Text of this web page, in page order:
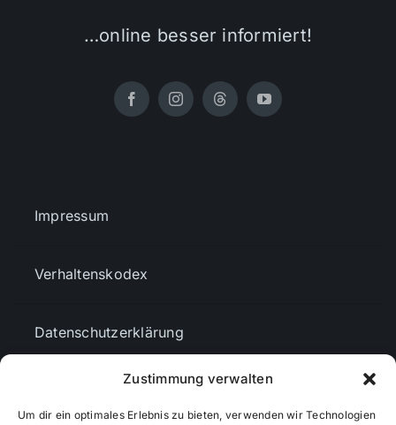
Zustimmung verwalten
Um dir ein optimales Erlebnis zu bieten, verwenden wir Technologien
…online besser informiert!
Impressum
Verhaltenskodex
Datenschutzerklärung